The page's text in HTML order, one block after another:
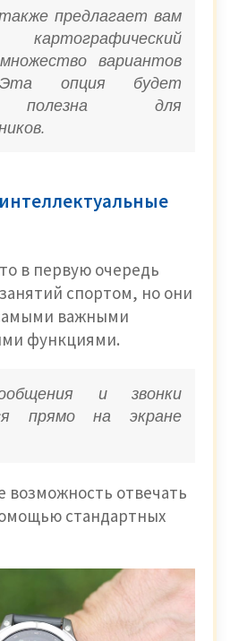
также предлагает вам
вариантов
Эта опция будет
полезна для
в первую очередь
спортом, но они
важными
функциями.
и звонки
прямо на экране
возможность отвечать
стандартных